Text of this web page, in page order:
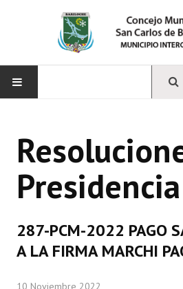
CONCEJO
Bloques Políticos
Comisiones Permanentes
Presidencia
287-PCM-2022 PAGO
A LA FIRMA MARCHI
10 Noviembre 2022